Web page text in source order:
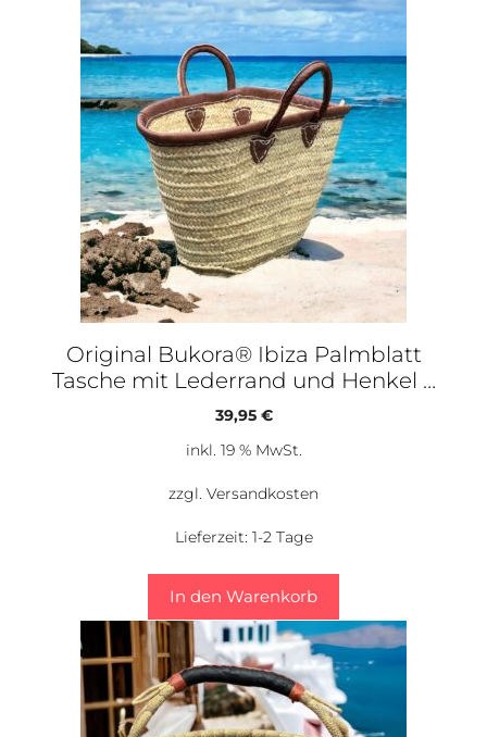
Original Bukora® Ibiza Palmblatt
Tasche mit Lederrand und Henkel …
39,95 €
inkl. 19 % MwSt.
zzgl. Versandkosten
Lieferzeit: 1-2 Tage
In den Warenkorb